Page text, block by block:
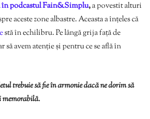
în podcastul Fain&Simplu,a povestit alturi
aceste zone albastre. Aceasta a înțeles că
stă în echilibru. Pe lângă grija față de
să avem atenție și pentru ce se află în
trebuie să fie în armonie dacă ne dorim să